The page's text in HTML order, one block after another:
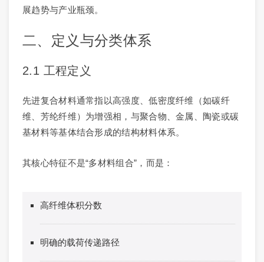
展趋势与产业瓶颈。
二、定义与分类体系
2.1 工程定义
先进复合材料通常指以高强度、低密度纤维（如碳纤
维、芳纶纤维）为增强相，与聚合物、金属、陶瓷或碳
基材料等基体结合形成的结构材料体系。
其核心特征不是“多材料组合”，而是：
高纤维体积分数
明确的载荷传递路径